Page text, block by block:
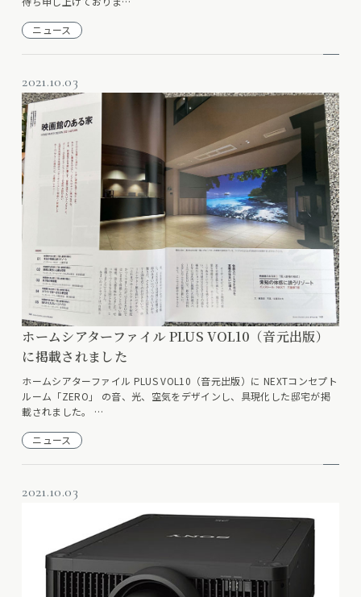
ニュース
2021.10.03
ホームシアターファイル PLUS VOL10（音元出版）
に掲載されました
ホームシアターファイル PLUS VOL10（音元出版）に NEXTコンセプト
ルーム「ZERO」 の音、光、空気をデザインし、具現化した邸宅が掲
載されました。 …
ニュース
2021.10.03